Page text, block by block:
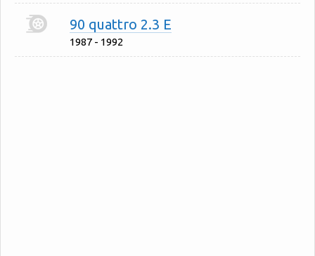
90 quattro 2.3 E
1987 - 1992